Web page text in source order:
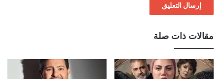
مقالات ذات صلة